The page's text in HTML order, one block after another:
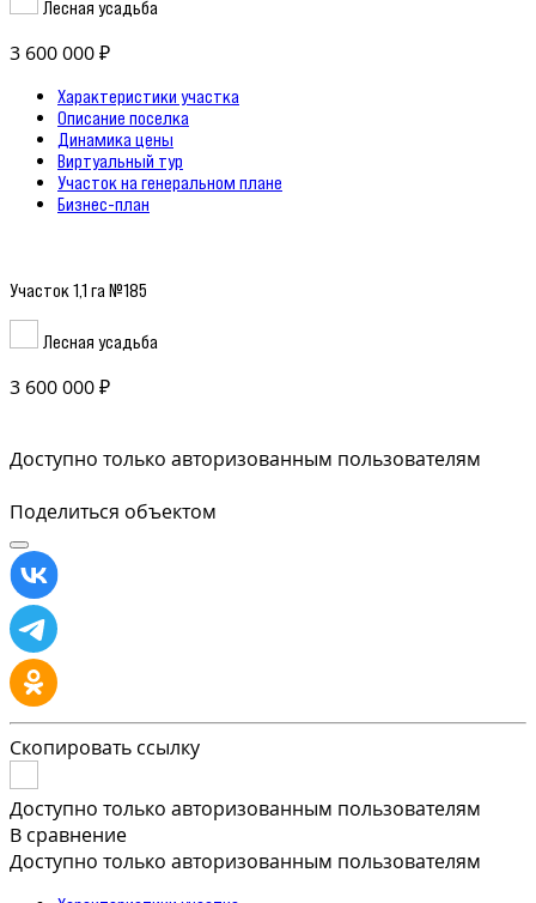
Лесная усадьба
3 600 000 ₽
Характеристики участка
Описание поселка
Динамика цены
Виртуальный тур
Участок на генеральном плане
Бизнес-план
Участок 1,1 га №185
Лесная усадьба
3 600 000 ₽
Доступно только авторизованным пользователям
Поделиться объектом
Скопировать ссылку
Доступно только авторизованным пользователям
В сравнение
Доступно только авторизованным пользователям